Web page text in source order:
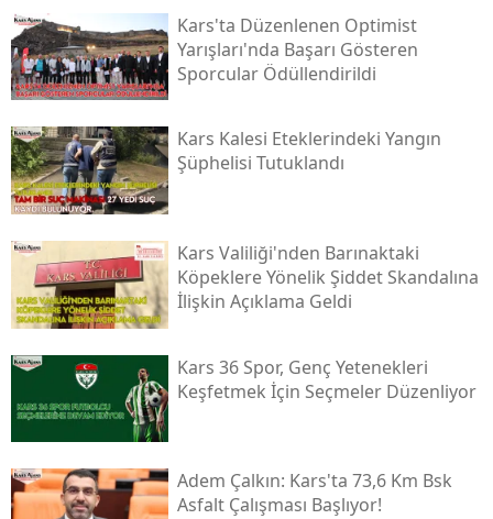
Kars'ta Düzenlenen Optimist
Yarışları'nda Başarı Gösteren
Sporcular Ödüllendirildi
Kars Kalesi Eteklerindeki Yangın
Şüphelisi Tutuklandı
Kars Valiliği'nden Barınaktaki
Köpeklere Yönelik Şiddet Skandalına
İlişkin Açıklama Geldi
Kars 36 Spor, Genç Yetenekleri
Keşfetmek İçin Seçmeler Düzenliyor
Adem Çalkın: Kars'ta 73,6 Km Bsk
Asfalt Çalışması Başlıyor!